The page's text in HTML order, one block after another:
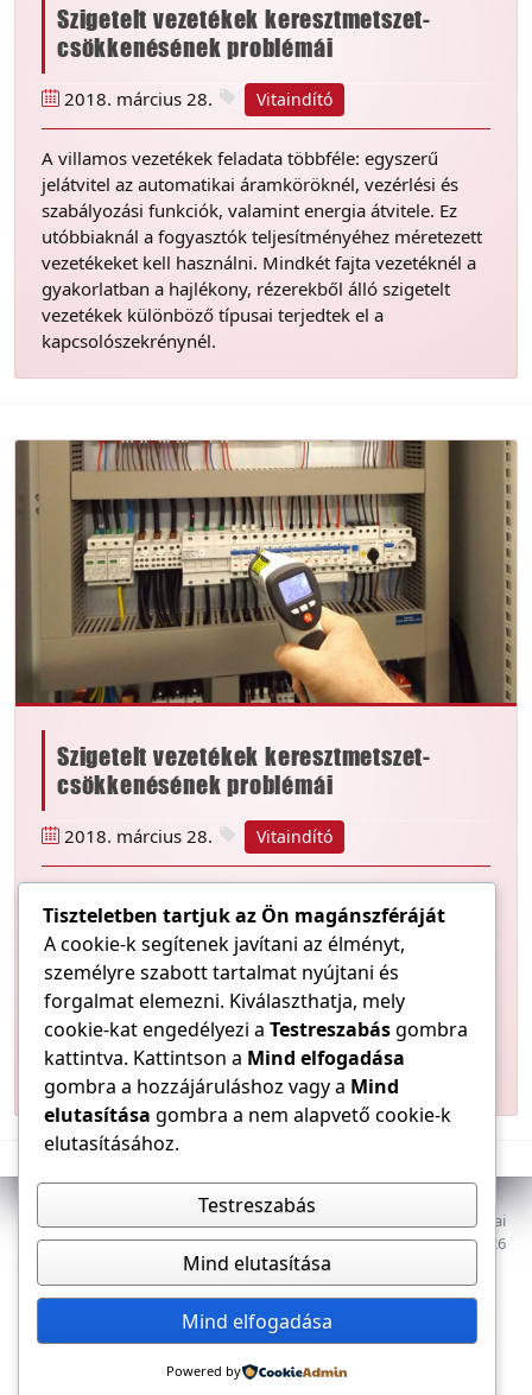
Szigetelt vezetékek keresztmetszet-
csökkenésének problémái
2018. március 28. Vitaindító
A villamos vezetékek feladata többféle: egyszerű
jelátvitel az automatikai áramköröknél, vezérlési és
szabályozási funkciók, valamint energia átvitele. Ez
utóbbiaknál a fogyasztók teljesítményéhez méretezett
vezetékeket kell használni. Mindkét fajta vezetéknél a
gyakorlatban a hajlékony, rézerekből álló szigetelt
vezetékek különböző típusai terjedtek el a
kapcsolószekrénynél.
Szigetelt vezetékek keresztmetszet-
csökkenésének problémái
2018. március 28. Vitaindító
jelátvitel az automatikai áramköröknél, vezérlési és
szabályozási funkciók, valamint energia átvitele. Ez
utóbbiaknál a fogyasztók teljesítményéhez méretezett
vezetékeket kell használni. Mindkét fajta vezetéknél a
gyakorlatban a hajlékony, rézerekből álló szigetelt
vezetékek különböző típusai terjedtek el a
kapcsolószekrénynél.
Az E-VILLAMOS szaklap a Magyar Mérnöki Kamara Elektrotechnikai
Tagozatának lapja. Minden jog fenntartva, © 2009–2026
Dokumentumok Tagozat
Kapcsolat, impresszum
Tiszteletben tartjuk az Ön magánszféráját
A cookie-k segítenek javítani az élményt,
személyre szabott tartalmat nyújtani és
forgalmat elemezni. Kiválaszthatja, mely
cookie-kat engedélyezi a Testreszabásgombra
kattintva. Kattintson a Mind elfogadása
gombra a hozzájáruláshoz vagy a Mind
elutasítása gombra a nem alapvető cookie-k
elutasításához.
Testreszabás
Mind elutasítása
Mind elfogadása
Powered by